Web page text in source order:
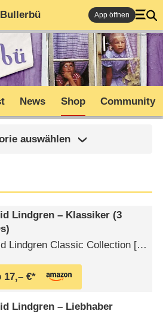
App öffnen
News Shop Community
auswählen
Lindgren – Klassiker (3
Lindgren Classic Collection [3
17,– €*
Lindgren – Liebhaber